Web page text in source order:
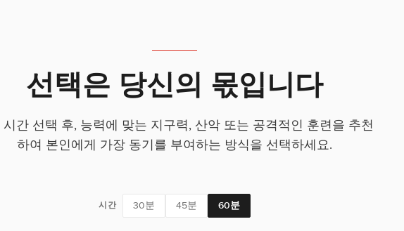
선택은 당신의 몫입니다
시간 선택 후, 능력에 맞는 지구력, 산악 또는 공격적인 훈련을 추천
하여 본인에게 가장 동기를 부여하는 방식을 선택하세요.
시간 30분 45분 60분